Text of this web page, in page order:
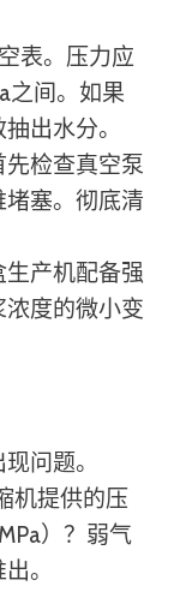
表。压力应
之间。如果
出水分。
检查真空泵
塞。彻底清
产机配备强
度的微小变
问题。
机提供的压
）？弱气
。